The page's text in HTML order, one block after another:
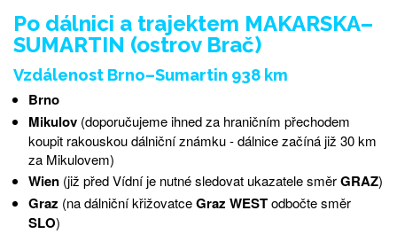
Po dálnici a trajektem MAKARSKA–
SUMARTIN (ostrov Brač)
Vzdálenost Brno–Sumartin 938 km
Brno
Mikulov(doporučujeme ihned za hraničním přechodem
koupit rakouskou dálniční známku - dálnice začíná již 30 km
za Mikulovem)
Wien(již před Vídní je nutné sledovat ukazatele směrGRAZ)
Graz (na dálniční křižovatceGraz WESTodbočte směr
SLO)